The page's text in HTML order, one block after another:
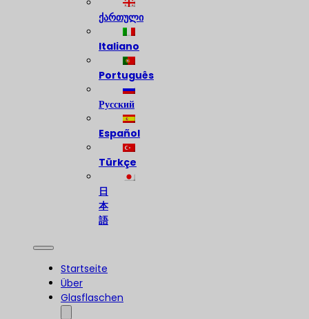
ქართული
Italiano
Português
Русский
Español
Türkçe
日
本
語
Startseite
Über
Glasflaschen